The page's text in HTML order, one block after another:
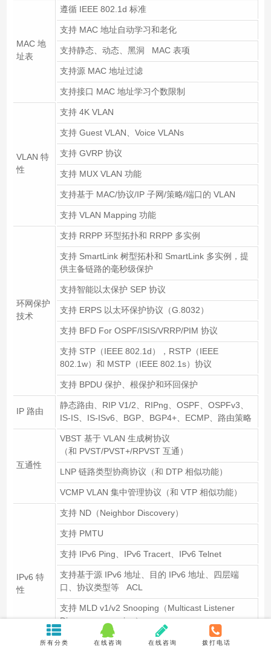
MAC 地
址表
遵循 IEEE 802.1d 标准
支持 MAC 地址自动学习和老化
支持静态、动态、黑洞 MAC 表项
支持源 MAC 地址过滤
支持接口 MAC 地址学习个数限制
VLAN 特
性
支持 4K VLAN
支持 Guest VLAN、Voice VLANs
支持 GVRP 协议
支持 MUX VLAN 功能
支持基于 MAC/协议/IP 子网/策略/端口的 VLAN
支持 VLAN Mapping 功能
环网保护
技术
支持 RRPP 环型拓扑和 RRPP 多实例
支持 SmartLink 树型拓朴和 SmartLink 多实例，提
供主备链路的毫秒级保护
支持智能以太保护 SEP 协议
支持 ERPS 以太环保护协议（G.8032）
支持 BFD For OSPF/ISIS/VRRP/PIM 协议
支持 STP（IEEE 802.1d），RSTP（IEEE
802.1w）和 MSTP（IEEE 802.1s）协议
支持 BPDU 保护、根保护和环回保护
IP 路由
静态路由、RIP V1/2、RIPng、OSPF、OSPFv3、
IS-IS、IS-ISv6、BGP、BGP4+、ECMP、路由策略
互通性
VBST 基于 VLAN 生成树协议
（和 PVST/PVST+/RPVST 互通）
LNP 链路类型协商协议（和 DTP 相似功能）
VCMP VLAN 集中管理协议（和 VTP 相似功能）
IPv6 特
性
支持 ND（Neighbor Discovery）
支持 PMTU
支持 IPv6 Ping、IPv6 Tracert、IPv6 Telnet
支持基于源 IPv6 地址、目的 IPv6 地址、四层端
口、协议类型等 ACL
支持 MLD v1/v2 Snooping（Multicast Listener
Discovery snooping）
支持子接口配置 IPv6 地址，支持 VRRP6、
所有分类 在线咨询 在线咨询 拨打电话